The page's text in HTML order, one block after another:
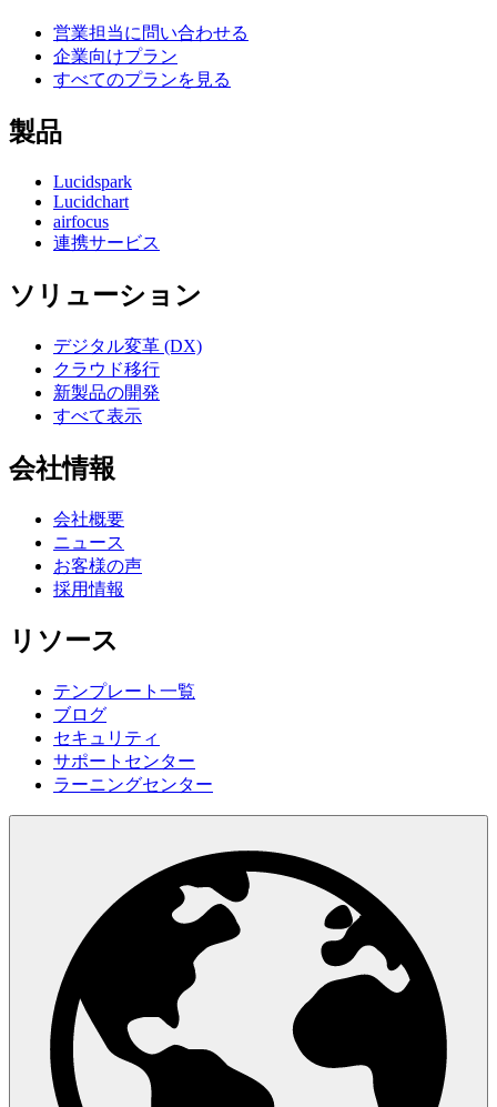
営業担当に問い合わせる
企業向けプラン
すべてのプランを見る
製品
Lucidspark
Lucidchart
airfocus
連携サービス
ソリューション
デジタル変革 (DX)
クラウド移行
新製品の開発
すべて表示
会社情報
会社概要
ニュース
お客様の声
採用情報
リソース
テンプレート一覧
ブログ
セキュリティ
サポートセンター
ラーニングセンター